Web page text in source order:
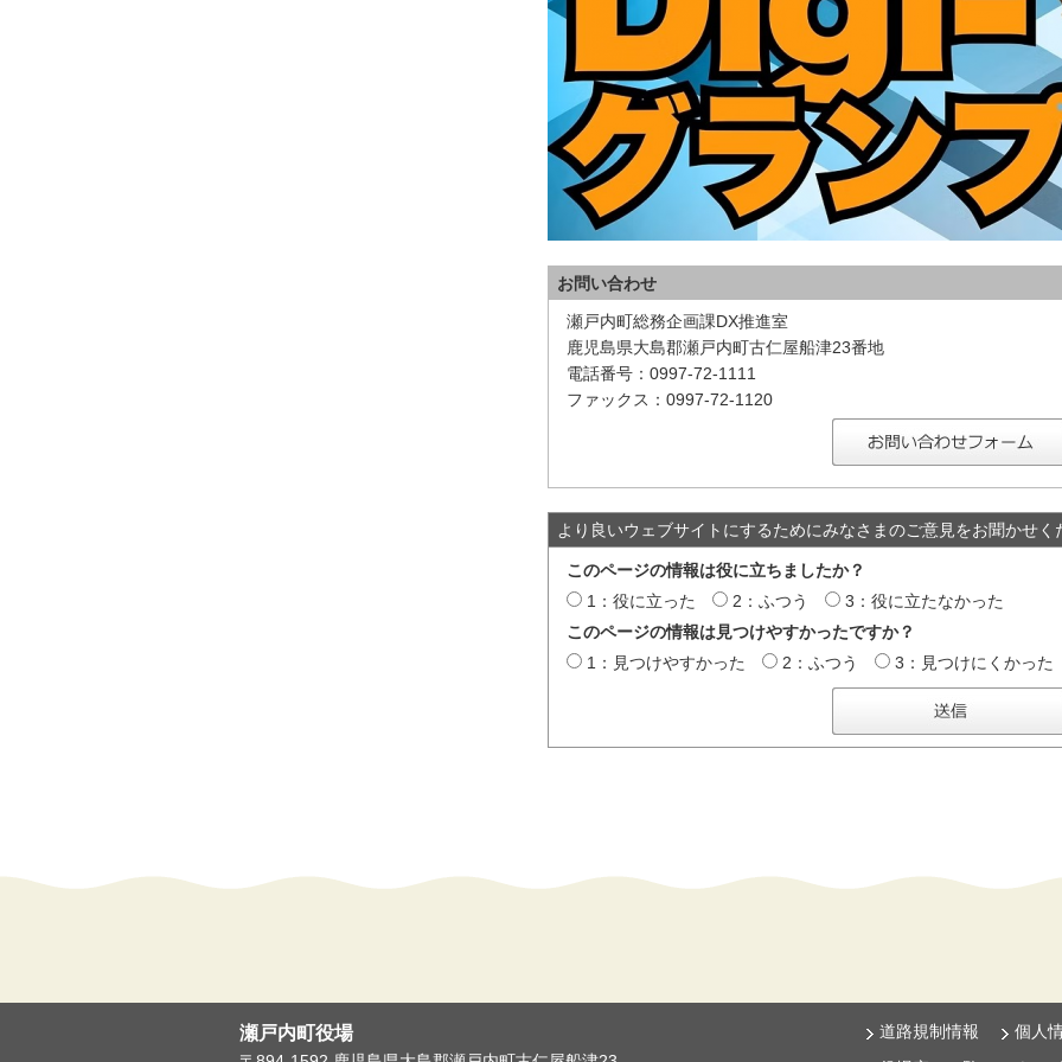
お問い合わせ
瀬戸内町総務企画課DX推進室
鹿児島県大島郡瀬戸内町古仁屋船津23番地
電話番号：0997-72-1111
ファックス：0997-72-1120
より良いウェブサイトにするためにみなさまのご意見をお聞かせく
このページの情報は役に立ちましたか？
1：役に立った
2：ふつう
3：役に立たなかった
このページの情報は見つけやすかったですか？
1：見つけやすかった
2：ふつう 3：見つけにくかった
道路規制情報
個人
瀬戸内町役場